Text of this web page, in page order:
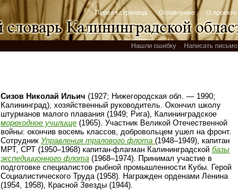
Первая страница Оглавление О проекте
Нашли ошибку Написать письмо
Сизов Николай Ильич (1927; Нижегородская обл. — 1990;
Калининград), хозяйственный руководитель. Окончил школу
штурманов малого плавания (1949; Рига), Калининградское
мореходное училище (1965). Участник Великой Отечественной
войны: окончив восемь классов, добровольцем ушел на фронт.
Сотрудник Управления тралового флота (1948–1949), капитан
МРТ, СРТ (1950–1968) капитан-флагман Калининградской базы
экспедиционного флота (1968–1974). Принимал участие в
подготовке специалистов рыбной промышленности Кубы. Герой
Социалистического Труда (1958). Награжден орденами Ленина
(1954, 1958), Красной Звезды (1944).